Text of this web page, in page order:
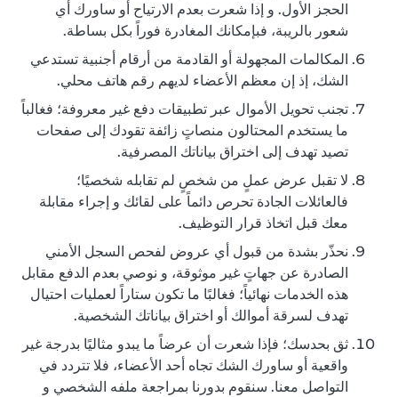
الحجز الأول. و إذا شعرت بعدم الارتياح أو ساورك أي
شعور بالريبة، فبإمكانك المغادرة فوراً بكل بساطة.
المكالمات المجهولة أو القادمة من أرقام أجنبية تستدعي
الشك، إذ إن معظم الأعضاء لديهم رقم هاتف محلي.
تجنب تحويل الأموال عبر تطبيقات دفع غير معروفة؛ فغالباً
ما يستخدم المحتالون منصاتٍ زائفة تقودك إلى صفحات
تصيد تهدف إلى اختراق بياناتك المصرفية.
لا تقبل عرض عملٍ من شخصٍ لم تقابله شخصيًا؛
فالعائلات الجادة تحرص دائماً على لقائك و إجراء مقابلة
معك قبل اتخاذ قرار التوظيف.
نحذّر بشدة من قبول أي عروض لفحص السجل الأمني
الصادرة عن جهاتٍ غير موثوقة، و نوصي بعدم الدفع مقابل
هذه الخدمات نهائياً؛ فغالبًا ما تكون ستاراً لعمليات احتيال
تهدف لسرقة أموالك أو اختراق بياناتك الشخصية.
ثق بحدسك؛ فإذا شعرت أن عرضاً ما يبدو مثاليًا بدرجة غير
واقعية أو ساورك الشك تجاه أحد الأعضاء، فلا تتردد في
التواصل معنا. سنقوم بدورنا بمراجعة ملفه الشخصي و